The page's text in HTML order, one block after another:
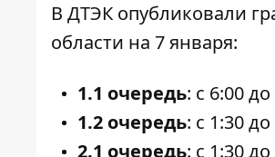
В ДТЭК опубликовали
области на 7 января:
1.1 очередь: с 6:00
1.2 очередь: с 1:30
2.1 очередь: с 1:30